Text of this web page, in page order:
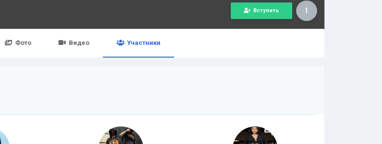
Вступить
Фото Видео Участники